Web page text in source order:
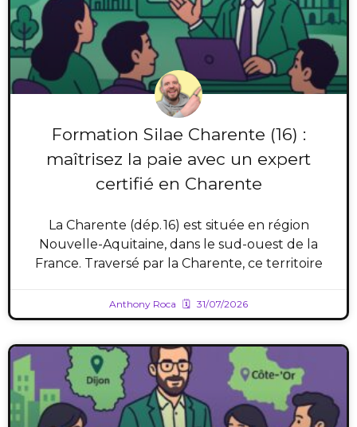
Formation Silae Charente (16) :
maîtrisez la paie avec un expert
certifié en Charente
La Charente (dép. 16) est située en région
Nouvelle-Aquitaine, dans le sud-ouest de la
France. Traversé par la Charente, ce territoire
Anthony Roca 31/07/2026